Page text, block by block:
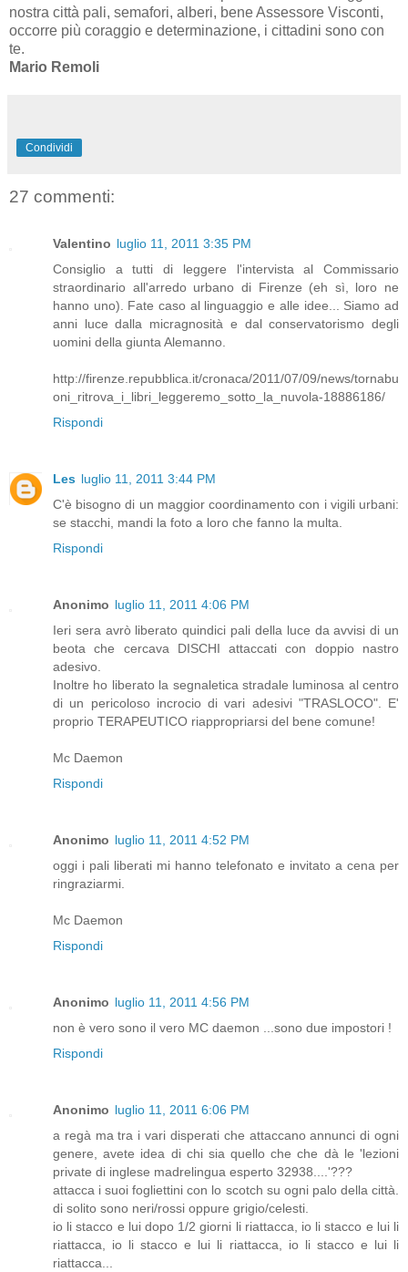
nostra città pali, semafori, alberi, bene Assessore Visconti,
occorre più coraggio e determinazione, i cittadini sono con
te.
Mario Remoli
Condividi
27 commenti:
Valentino luglio 11, 2011 3:35 PM
Consiglio a tutti di leggere l'intervista al Commissario
straordinario all'arredo urbano di Firenze (eh sì, loro ne
hanno uno). Fate caso al linguaggio e alle idee... Siamo ad
anni luce dalla micragnosità e dal conservatorismo degli
uomini della giunta Alemanno.
http://firenze.repubblica.it/cronaca/2011/07/09/news/tornabu
oni_ritrova_i_libri_leggeremo_sotto_la_nuvola-18886186/
Rispondi
Les luglio 11, 2011 3:44 PM
C'è bisogno di un maggior coordinamento con i vigili urbani:
se stacchi, mandi la foto a loro che fanno la multa.
Rispondi
Anonimo luglio 11, 2011 4:06 PM
Ieri sera avrò liberato quindici pali della luce da avvisi di un
beota che cercava DISCHI attaccati con doppio nastro
adesivo.
Inoltre ho liberato la segnaletica stradale luminosa al centro
di un pericoloso incrocio di vari adesivi "TRASLOCO". E'
proprio TERAPEUTICO riappropriarsi del bene comune!
Mc Daemon
Rispondi
Anonimo luglio 11, 2011 4:52 PM
oggi i pali liberati mi hanno telefonato e invitato a cena per
ringraziarmi.
Mc Daemon
Rispondi
Anonimo luglio 11, 2011 4:56 PM
non è vero sono il vero MC daemon ...sono due impostori !
Rispondi
Anonimo luglio 11, 2011 6:06 PM
a regà ma tra i vari disperati che attaccano annunci di ogni
genere, avete idea di chi sia quello che che dà le 'lezioni
private di inglese madrelingua esperto 32938....'???
attacca i suoi fogliettini con lo scotch su ogni palo della città.
di solito sono neri/rossi oppure grigio/celesti.
io li stacco e lui dopo 1/2 giorni li riattacca, io li stacco e lui li
riattacca, io li stacco e lui li riattacca, io li stacco e lui li
riattacca...